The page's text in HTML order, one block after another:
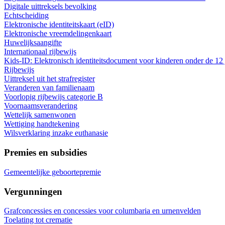
Digitale uittreksels bevolking
Echtscheiding
Elektronische identiteitskaart (eID)
Elektronische vreemdelingenkaart
Huwelijksaangifte
Internationaal rijbewijs
Kids-ID: Elektronisch identiteitsdocument voor kinderen onder de 12
Rijbewijs
Uittreksel uit het strafregister
Veranderen van familienaam
Voorlopig rijbewijs categorie B
Voornaamsverandering
Wettelijk samenwonen
Wettiging handtekening
Wilsverklaring inzake euthanasie
Premies en subsidies
Gemeentelijke geboortepremie
Vergunningen
Grafconcessies en concessies voor columbaria en urnenvelden
Toelating tot crematie